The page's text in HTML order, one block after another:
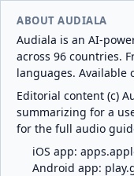
ABOUT AUDIALA
Audiala is an AI-
across 96 countries.
languages. Available
Editorial content (c)
summarizing for a
for the full audio
iOS app:
Android app: